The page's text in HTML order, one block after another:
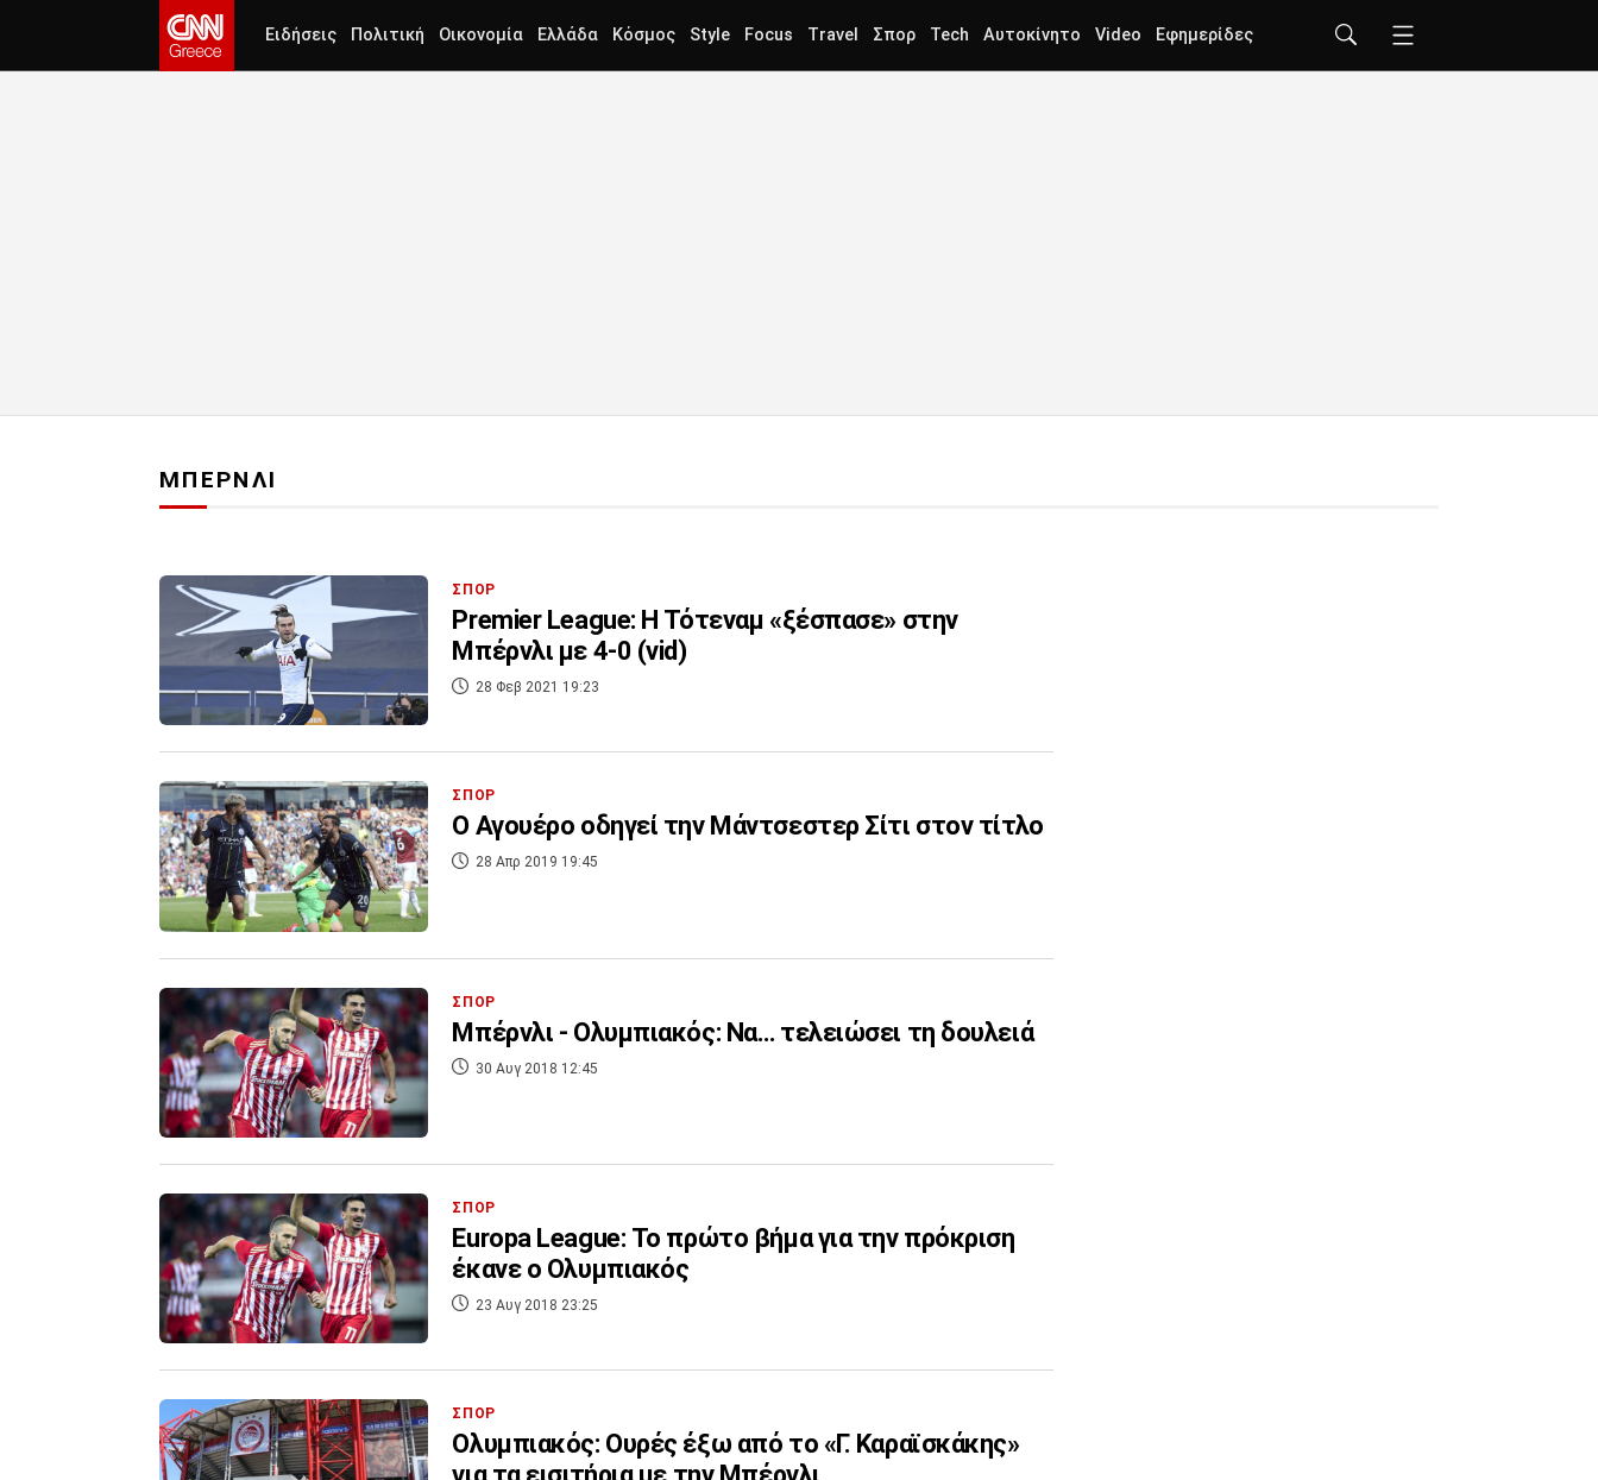
Ειδήσεις Πολιτική Οικονομία Ελλάδα Κόσμος Style Focus Travel Σπορ Tech Αυτοκίνητο Video Εφημερίδες
ΜΠΕΡΝΛΙ
ΣΠΟΡ
Premier League: Η Τότεναμ «ξέσπασε» στην
Μπέρνλι με 4-0 (vid)
28 Φεβ 2021 19:23
ΣΠΟΡ
O Αγουέρο οδηγεί την Μάντσεστερ Σίτι στον τίτλο
28 Απρ 2019 19:45
ΣΠΟΡ
Μπέρνλι - Ολυμπιακός: Να… τελειώσει τη δουλειά
30 Αυγ 2018 12:45
ΣΠΟΡ
Europa League: Το πρώτο βήμα για την πρόκριση
έκανε ο Ολυμπιακός
23 Αυγ 2018 23:25
ΣΠΟΡ
Ολυμπιακός: Ουρές έξω από το «Γ. Καραϊσκάκης»